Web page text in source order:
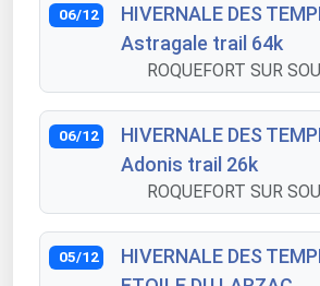
06/12
HIVERNALE DES
Astragale trail 64k
ROQUEFORT SUR
06/12
HIVERNALE DES
Adonis trail 26k
ROQUEFORT SUR
05/12
HIVERNALE DES